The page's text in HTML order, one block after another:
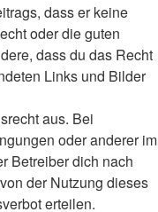
dass er keine
oder die guten
dass du das Recht
Links und Bilder
aus. Bei
oder anderer im
Betreiber dich nach
der Nutzung dieses
erteilen.